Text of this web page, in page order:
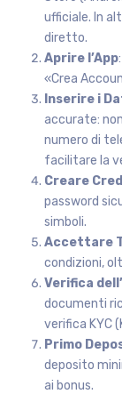
ufficiale. In
diretto.
Aprire l’App
«Crea
Inserire i
accurate:
numero di
facilitare la
Creare
password
simboli.
Accettare
condizioni,
Verifica
documenti
verifica KYC
Primo
deposito
ai bonus.